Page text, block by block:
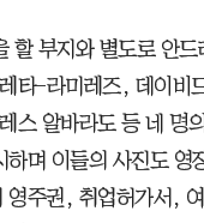
할 부지와 별도로 안
타-라미레즈, 데이비
스 알바라도 등 네 명
하며 이들의 사진도 영
영주권, 취업허가서,